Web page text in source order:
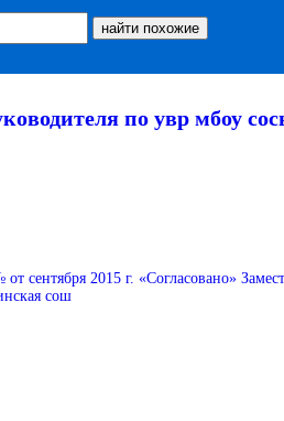
по увр мбоу
сентября 2015 г. «Согласовано»
сош